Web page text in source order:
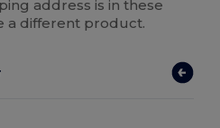
address is in these
a different product.